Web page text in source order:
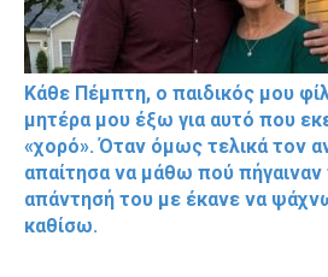
Κάθε Πέμπτη, ο παιδικός μου
μητέρα μου έξω για αυτό που
«χορό». Όταν όμως τελικά τον
απαίτησα να μάθω πού πήγαιναν
απάντησή του με έκανε να
καθίσω.